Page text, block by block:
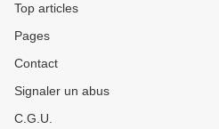
Top articles
Pages
Contact
Signaler un abus
C.G.U.